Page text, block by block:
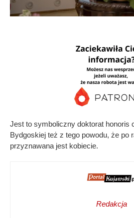
Jest to symboliczny doktorat honoris
Bydgoskiej też z tego powodu, że po
przyznawana jest kobiecie.
Redakcja